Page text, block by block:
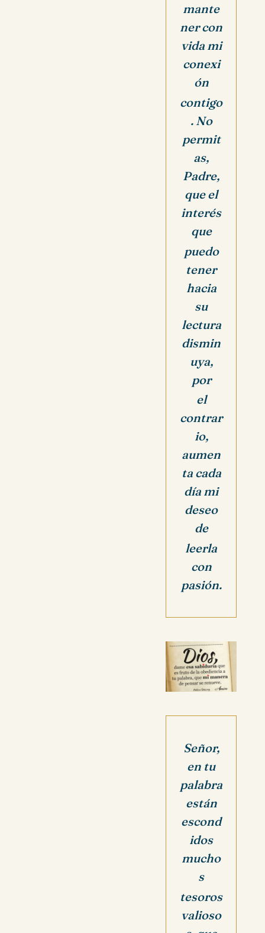
mante
ner con
vida mi
conexi
ón
contigo
. No
permit
as,
Padre,
que el
interés
que
puedo
tener
hacia
su
lectura
dismin
uya,
por
el
contrar
io,
aumen
ta cada
día mi
deseo
de
leerla
con
pasión.
Señor,
en tu
palabra
están
escond
idos
mucho
s
tesoros
valioso